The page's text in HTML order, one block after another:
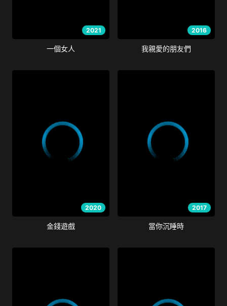
2021
一個女人
2016
我親愛的朋友們
2020
金錢遊戲
2017
當你沉睡時